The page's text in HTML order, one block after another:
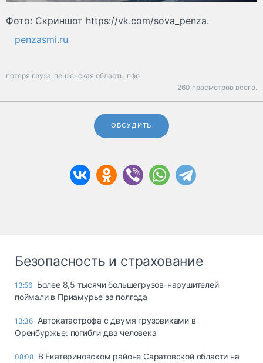
Фото: Скриншот https://vk.com/sova_penza.
penzasmi.ru
потеря груза пензенская область пфо
260 просмотров всего.
ОБСУДИТЬ
Безопасность и страхование
13:56 Более 8,5 тысячи большегрузов-нарушителей
поймали в Приамурье за полгода
13:36 Автокатастрофа с двумя грузовиками в
Оренбуржье: погибли два человека
08:08 В Екатериновском районе Саратовской области на